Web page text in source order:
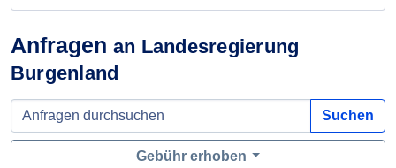
Anfragen an Landesregierung
Burgenland
Suchen
Gebühr erhoben